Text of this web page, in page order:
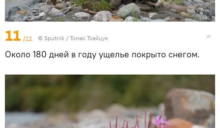
11 /12 © Sputnik / Томас Тхайцук
Около 180 дней в году ущелье покрыто снегом.